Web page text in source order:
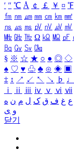
′ ″ ℃ Å ￠ ￡ ￥ ¤ ℉
㎙ ㎚ ㎛ ㎜ ㎝ ㎞ ㎟
㎱ ㎲ ㎳ ㎴ ㎵ ㎶ ㎷
㎒ ㎓ ㎔ Ω ㏀ ㏁ ㎊
㏃ ㏉ ㏜ ㏆
§ ※ ☆ ★ ○ ● ◎ ◇
♠ ♡ ♥ ♧ ♣ ⊙ ◈ ▣
‡ ↕ ↗ ↙ ↖ ↘ ♭ ♩
ⅰ
ⅱ ⅲ ⅳ ⅴ ⅵ ⅶ
ع غ ف ق ک ل م ن ه
و ی
닫기